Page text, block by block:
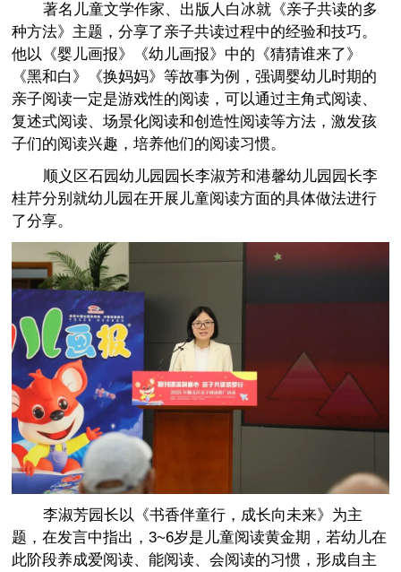
著名儿童文学作家、出版人白冰就《亲子共读的多
种方法》主题，分享了亲子共读过程中的经验和技巧。
他以《婴儿画报》《幼儿画报》中的《猜猜谁来了》
《黑和白》《换妈妈》等故事为例，强调婴幼儿时期的
亲子阅读一定是游戏性的阅读，可以通过主角式阅读、
复述式阅读、场景化阅读和创造性阅读等方法，激发孩
子们的阅读兴趣，培养他们的阅读习惯。
顺义区石园幼儿园园长李淑芳和港馨幼儿园园长李
桂芹分别就幼儿园在开展儿童阅读方面的具体做法进行
了分享。
李淑芳园长以《书香伴童行，成长向未来》为主
题，在发言中指出，3~6岁是儿童阅读黄金期，若幼儿在
此阶段养成爱阅读、能阅读、会阅读的习惯，形成自主